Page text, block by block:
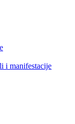
i manifestacije